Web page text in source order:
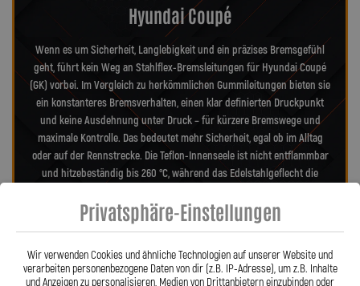
Hyundai Coupé
Wenn es um Sicherheit, Langlebigkeit und ein präzises Bremsgefühl
geht, führt kein Weg an Stahlflex-Bremsleitungen für Hyundai Coupé
(GK) vorbei. Im Vergleich zu herkömmlichen Gummileitungen bieten sie
ein konstanteres Bremsverhalten, einen klar definierten Druckpunkt
und keine Ausdehnung unter Druck – für kürzere Bremswege und
maximale Kontrolle. Das bedeutet mehr Sicherheit, egal ob im Alltag
oder auf der Rennstrecke. Die Teflon-Innenseele ist nicht entflammbar
und hitzebeständig bis 260 °C, während das Edelstahlgeflecht die
Einflüssen macht. Es schützt zuverlässig vor Marderbissen, Witterung
und Beschädigungen – ein regelmäßiger Austausch wie bei
dauerhaft ein sicheres Gefühl beim Fahren. Unsere ausjustierbaren,
verdrehbaren Anschlüsse ermöglichen eine drallfreie und
Privatsphäre-Einstellungen
Wir verwenden Cookies und ähnliche Technologien auf unserer Website und
verarbeiten personenbezogene Daten von dir (z.B. IP-Adresse), um z.B. Inhalte
und Anzeigen zu personalisieren, Medien von Drittanbietern einzubinden oder